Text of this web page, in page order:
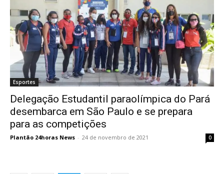
Esportes
Delegação Estudantil paraolímpica do Pará
desembarca em São Paulo e se prepara
para as competições
Plantão 24horas News - 24 de novembro de 2021 0